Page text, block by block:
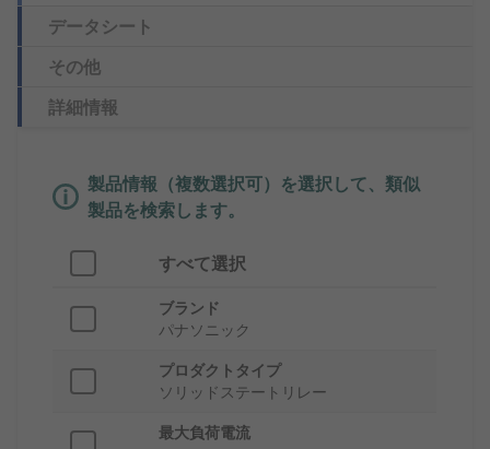
データシート
その他
詳細情報
製品情報（複数選択可）を選択して、類似
製品を検索します。
すべて選択
ブランド
パナソニック
プロダクトタイプ
ソリッドステートリレー
最大負荷電流